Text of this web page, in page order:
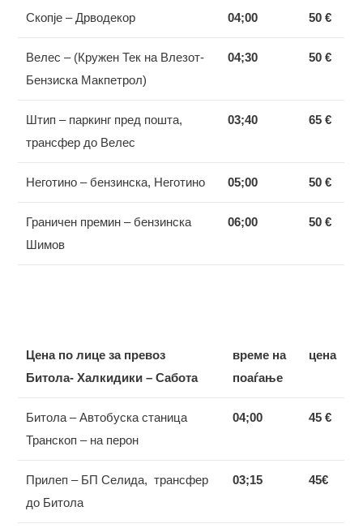
Скопје – Дрводекор 04;00 50 €
Велес – (Кружен Тек на Влезот-
Бензиска Макпетрол)
04;30 50 €
Штип – паркинг пред пошта,
трансфер до Велес
03;40 65 €
Неготино – бензинска, Неготино 05;00 50 €
Граничен премин – бензинска
Шимов
06;00 50 €
Цена по лице за превоз
Битола- Халкидики – Сабота
време на
поаѓање
цена
Битола – Автобуска станица
Транскоп – на перон
04;00 45 €
Прилеп – БП Селида, трансфер
до Битола
03;15 45€